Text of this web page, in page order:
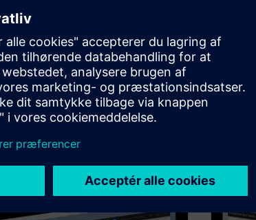
datakvaliteten og pålideligheden
med systemer på højere niveau